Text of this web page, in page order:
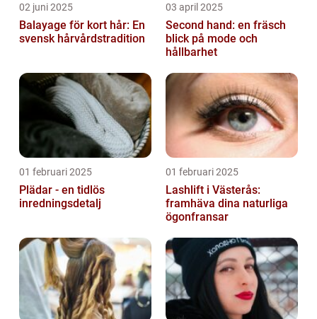
02 juni 2025
Balayage för kort hår: En
svensk hårvårdstradition
03 april 2025
Second hand: en fräsch
blick på mode och
hållbarhet
01 februari 2025
Plädar - en tidlös
inredningsdetalj
01 februari 2025
Lashlift i Västerås:
framhäva dina naturliga
ögonfransar